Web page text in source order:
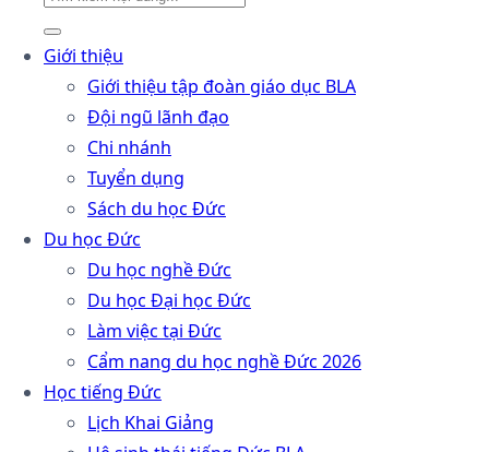
Giới thiệu
Giới thiệu tập đoàn giáo dục BLA
Đội ngũ lãnh đạo
Chi nhánh
Tuyển dụng
Sách du học Đức
Du học Đức
Du học nghề Đức
Du học Đại học Đức
Làm việc tại Đức
Cẩm nang du học nghề Đức 2026
Học tiếng Đức
Lịch Khai Giảng